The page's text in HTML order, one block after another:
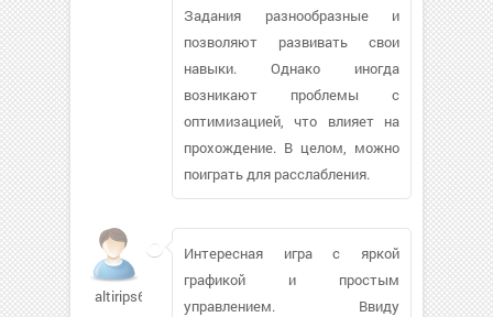
Задания разнообразные и
позволяют развивать свои
навыки. Однако иногда
возникают проблемы с
оптимизацией, что влияет на
прохождение. В целом, можно
поиграть для расслабления.
altirips608
Интересная игра с яркой
графикой и простым
управлением. Ввиду